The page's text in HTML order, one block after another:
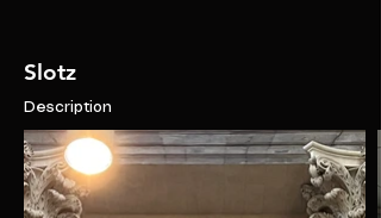
Slotz
Description